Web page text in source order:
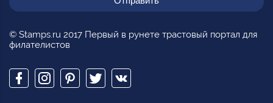
© Stamps.ru 2017 Первый в рунете трастовый портал для
филателистов